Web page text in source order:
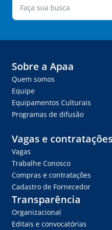
Sobre a Apaa
Quem somos
Equipe
Equipamentos Culturais
Programas de difusão
Vagas e contratações
Vagas
Trabalhe Conosco
Compras e contratações
Cadastro de Fornecedor
Transparência
Organizacional
Editais e convocatórias